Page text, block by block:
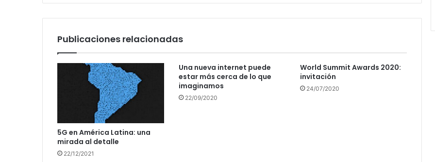
Publicaciones relacionadas
5G en América Latina: una
mirada al detalle
22/12/2021
Una nueva internet puede
estar más cerca de lo que
imaginamos
22/09/2020
World Summit Awards 2020:
invitación
24/07/2020